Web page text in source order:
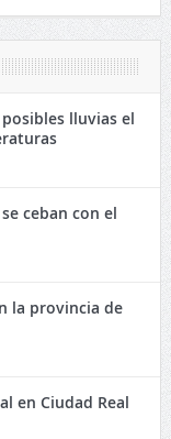
lluvias el
ceban con el
la provincia de
en Ciudad Real